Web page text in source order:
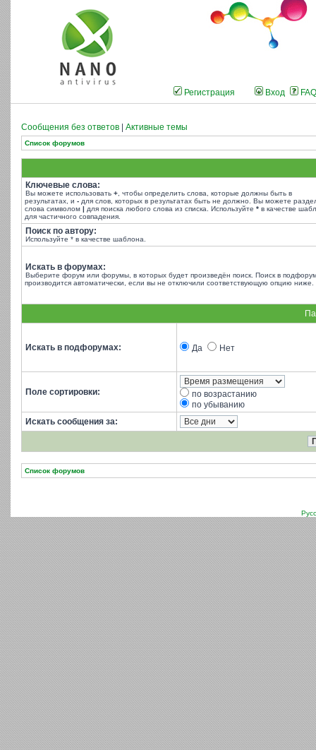
Регистрация Вход FAQ
Сообщения без ответов Активные темы
Список форумов
Ключевые слова:
Вы можете использовать + , чтобы определить слова, которые должны быть в
результатах, и - для слов, которых в результатах быть не должно. Вы можете
слова символом | для поиска любого слова из списка. Используйте * в качестве
для частичного совпадения.
Поиск по автору:
Используйте * в качестве шаблона.
Искать в форумах:
Выберите форум или форумы, в которых будет произведён поиск. Поиск в
производится автоматически, если вы не отключили соответствующую опцию ниже.
Искать в подфорумах: Да Нет
Поле сортировки:
по возрастанию
по убыванию
Искать сообщения за:
Список форумов